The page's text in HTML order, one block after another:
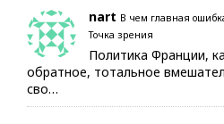
nart В чем главная
Точка зрения
Политика Франции,
обратное, тотальное
сво…